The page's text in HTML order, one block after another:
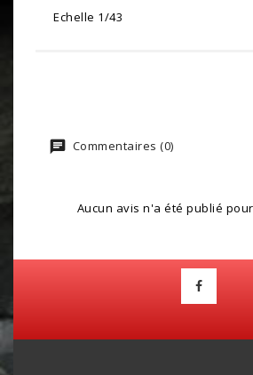
Echelle 1/43
Commentaires (0)
Aucun avis n'a été publié